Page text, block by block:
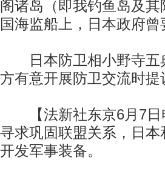
阁诸岛（即我钓鱼岛及
国海监船上，日本政府
日本防卫相小野寺五
方有意开展防卫交流时
【法新社东京6月7日
寻求巩固联盟关系，日
开发军事装备。